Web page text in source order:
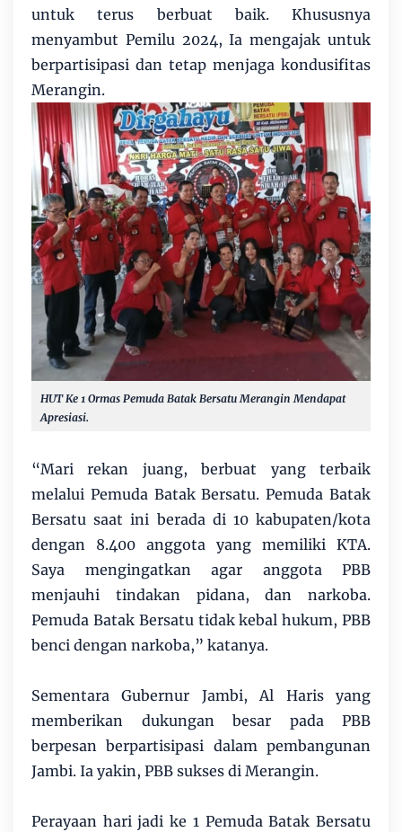
untuk terus berbuat baik. Khususnya
menyambut Pemilu 2024, Ia mengajak untuk
berpartisipasi dan tetap menjaga kondusifitas
Merangin.
HUT Ke 1 Ormas Pemuda Batak Bersatu Merangin Mendapat
Apresiasi.
“Mari rekan juang, berbuat yang terbaik
melalui Pemuda Batak Bersatu. Pemuda Batak
Bersatu saat ini berada di 10 kabupaten/kota
dengan 8.400 anggota yang memiliki KTA.
Saya mengingatkan agar anggota PBB
menjauhi tindakan pidana, dan narkoba.
Pemuda Batak Bersatu tidak kebal hukum, PBB
benci dengan narkoba,” katanya.
Sementara Gubernur Jambi, Al Haris yang
memberikan dukungan besar pada PBB
berpesan berpartisipasi dalam pembangunan
Jambi. Ia yakin, PBB sukses di Merangin.
Perayaan hari jadi ke 1 Pemuda Batak Bersatu